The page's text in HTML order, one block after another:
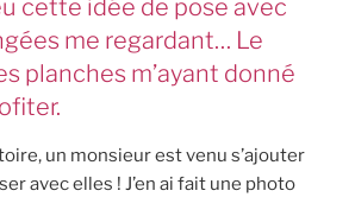
cette idée de pose avec
me regardant… Le
planches m’ayant donné
un monsieur est venu s’ajouter
avec elles ! J’en ai fait une photo